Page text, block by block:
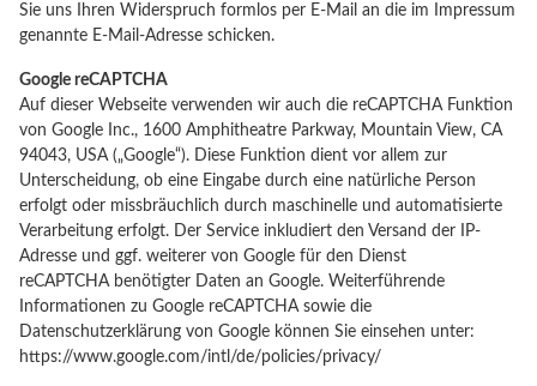
Sie uns Ihren Widerspruch formlos per E-Mail an die im Impressum
genannte E-Mail-Adresse schicken.
Google reCAPTCHA
Auf dieser Webseite verwenden wir auch die reCAPTCHA Funktion
von Google Inc., 1600 Amphitheatre Parkway, Mountain View, CA
94043, USA („Google“). Diese Funktion dient vor allem zur
Unterscheidung, ob eine Eingabe durch eine natürliche Person
erfolgt oder missbräuchlich durch maschinelle und automatisierte
Verarbeitung erfolgt. Der Service inkludiert den Versand der IP-
Adresse und ggf. weiterer von Google für den Dienst
reCAPTCHA benötigter Daten an Google. Weiterführende
Informationen zu Google reCAPTCHA sowie die
Datenschutzerklärung von Google können Sie einsehen unter:
https://www.google.com/intl/de/policies/privacy/